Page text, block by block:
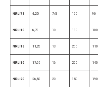
NRLI78 4,25 7/8 160 90
NRLI10 6,70 10 180 100
NRLI13 11,20 13 200 110
NRLI16 17,00 16 260 140
NRLI20 26,50 20 350 190